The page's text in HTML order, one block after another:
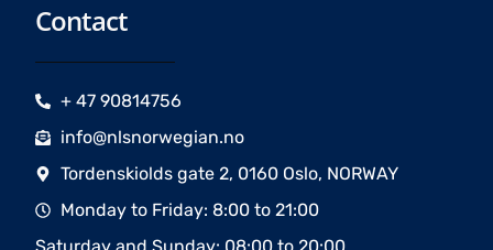
Contact
+ 47 90814756
info@nlsnorwegian.no
Tordenskiolds gate 2, 0160 Oslo, NORWAY
Monday to Friday: 8:00 to 21:00
Saturday and Sunday: 08:00 to 20:00